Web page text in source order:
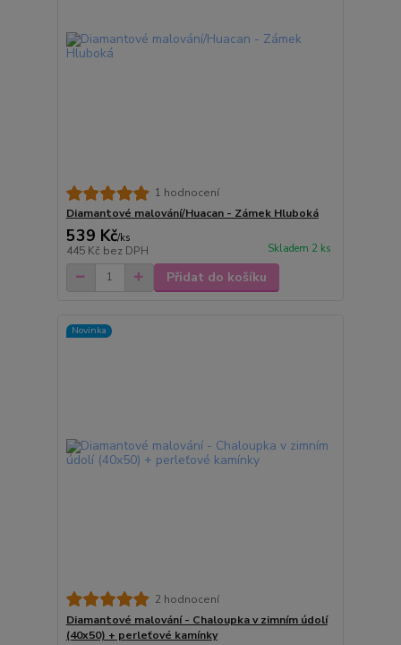
1 hodnocení
Diamantové malování/Huacan - Zámek Hluboká
539 Kč/ks
445 Kč bez DPH Skladem 2 ks
Přidat do košíku
Novinka
2 hodnocení
Diamantové malování - Chaloupka v zimním údolí
(40x50) + perleťové kamínky